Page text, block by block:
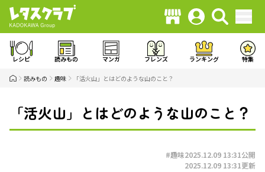
レシピ 読みもの マンガ フレンズ ランキング 特集
読みもの 趣味 「活火山」とはどのような山のこと？
「活火山」とはどのような山のこと？
#趣味2025.12.09 13:31公開
2025.12.09 13:31更新